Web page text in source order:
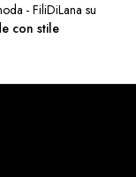
- FiliDiLana su
con stile